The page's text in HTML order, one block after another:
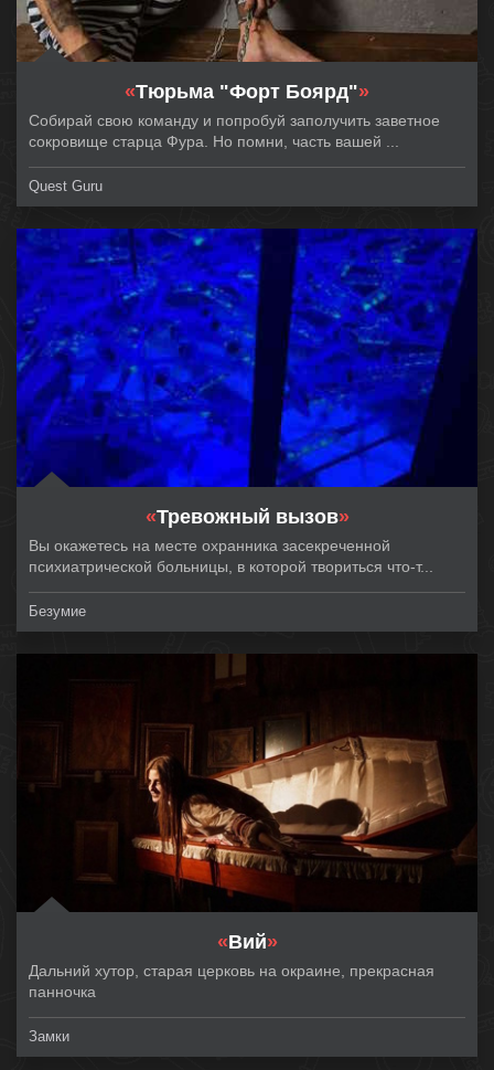
«Тюрьма "Форт Боярд"»
Собирай свою команду и попробуй заполучить заветное
сокровище старца Фура. Но помни, часть вашей ...
Quest Guru
«Тревожный вызов»
Вы окажетесь на месте охранника засекреченной
психиатрической больницы, в которой твориться что-т...
Безумие
«Вий»
Дальний хутор, старая церковь на окраине, прекрасная
панночка
Замки